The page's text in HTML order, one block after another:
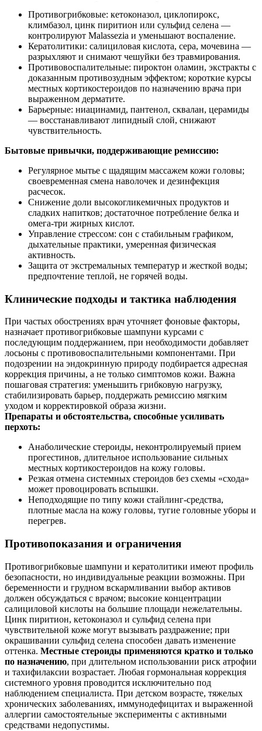
Противогрибковые: кетоконазол, циклопирокс,
климбазол, цинк пиритион или сульфид селена —
контролируют Malassezia и уменьшают воспаление.
Кератолитики: салициловая кислота, сера, мочевина —
разрыхляют и снимают чешуйки без травмирования.
Противовоспалительные: пироктон оламин, экстракты с
доказанным противозудным эффектом; короткие курсы
местных кортикостероидов по назначению врача при
выраженном дерматите.
Барьерные: ниацинамид, пантенол, сквалан, церамиды
— восстанавливают липидный слой, снижают
чувствительность.
Бытовые привычки, поддерживающие ремиссию:
Регулярное мытье с щадящим массажем кожи головы;
своевременная смена наволочек и дезинфекция
расчесок.
Снижение доли высокогликемичных продуктов и
сладких напитков; достаточное потребление белка и
омега‑три жирных кислот.
Управление стрессом: сон с стабильным графиком,
дыхательные практики, умеренная физическая
активность.
Защита от экстремальных температур и жесткой воды;
предпочтение теплой, не горячей воды.
Клинические подходы и тактика наблюдения
При частых обострениях врач уточняет фоновые факторы,
назначает противогрибковые шампуни курсами с
последующим поддержанием, при необходимости добавляет
лосьоны с противовоспалительными компонентами. При
подозрении на эндокринную природу подбирается адресная
коррекция причины, а не только симптомов кожи. Важна
пошаговая стратегия: уменьшить грибковую нагрузку,
стабилизировать барьер, поддержать ремиссию мягким
уходом и корректировкой образа жизни.
Препараты и обстоятельства, способные усиливать
перхоть:
Анаболические стероиды, неконтролируемый прием
прогестинов, длительное использование сильных
местных кортикостероидов на кожу головы.
Резкая отмена системных стероидов без схемы «схода»
может провоцировать вспышки.
Неподходящие по типу кожи стайлинг‑средства,
плотные масла на кожу головы, тугие головные уборы и
перегрев.
Противопоказания и ограничения
Противогрибковые шампуни и кератолитики имеют профиль
безопасности, но индивидуальные реакции возможны. При
беременности и грудном вскармливании выбор активов
должен обсуждаться с врачом; высокие концентрации
салициловой кислоты на большие площади нежелательны.
Цинк пиритион, кетоконазол и сульфид селена при
чувствительной коже могут вызывать раздражение; при
окрашивании сульфид селена способен давать изменение
оттенка. Местные стероиды применяются кратко и только
по назначению, при длительном использовании риск атрофии
и тахифилаксии возрастает. Любая гормональная коррекция
системного уровня проводится исключительно под
наблюдением специалиста. При детском возрасте, тяжелых
хронических заболеваниях, иммунодефицитах и выраженной
аллергии самостоятельные эксперименты с активными
средствами недопустимы.